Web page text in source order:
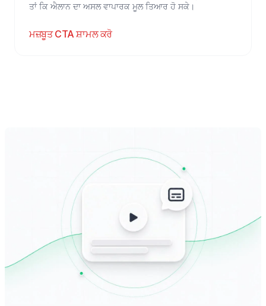
ਤਾਂ ਕਿ ਐਲਾਨ ਦਾ ਅਸਲ ਵਾਪਾਰਕ ਮੂਲ ਤਿਆਰ ਹੋ ਸਕੇ।
ਮਜ਼ਬੂਤ CTA ਸ਼ਾਮਲ ਕਰੋ